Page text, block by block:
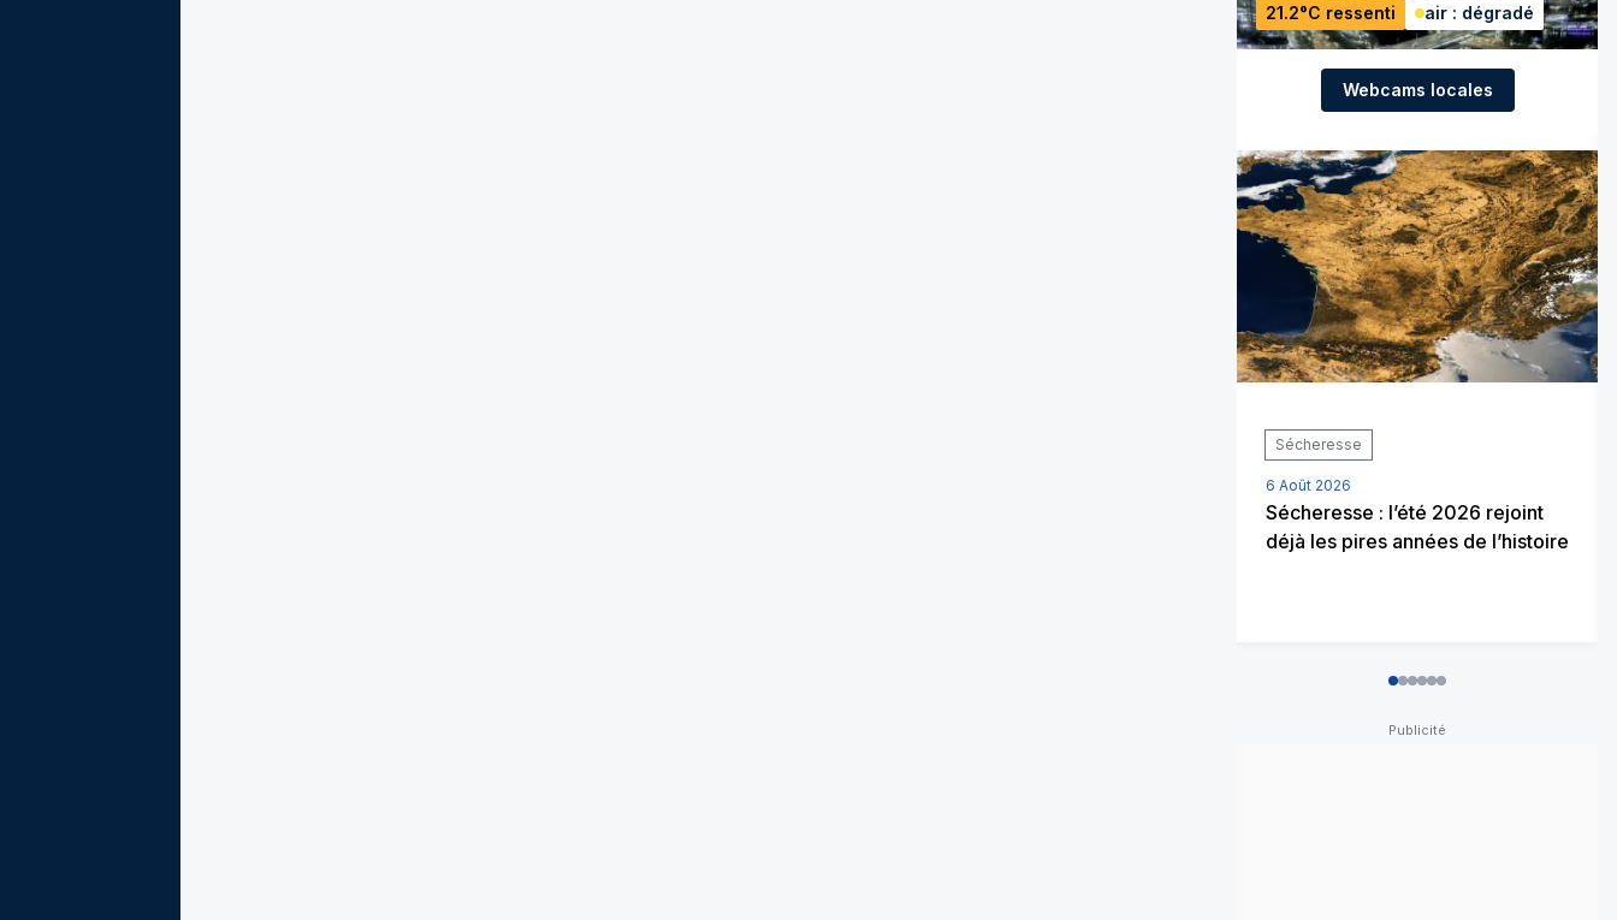
21.2°C ressenti air : dégradé
Webcams locales
Sécheresse
6 Août 2026
Sécheresse : l’été 2026 rejoint
déjà les pires années de l’histoire
012345